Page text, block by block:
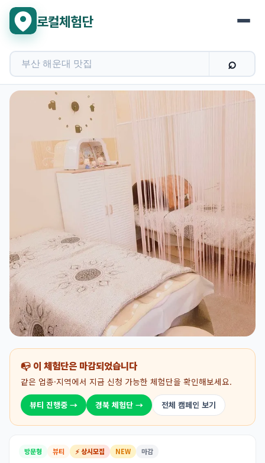
로컬체험단
📭 이 체험단은 마감되었습니다
같은 업종·지역에서 지금 신청 가능한 체험단을 확인해보세요.
뷰티 진행중 → 경북 체험단 → 전체 캠페인 보기
방문형 뷰티 ⚡ 상시모집 NEW 마감